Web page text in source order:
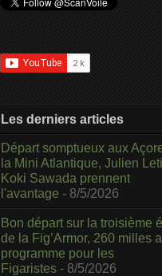
Les derniers articles
Départ somptueux aux
la Mini Atlantique, Julien
Koki Sawada prennent
l'avantage - 8/5/2026
Bon départ sur la troisième
de la Fig’Armor, 260 milles
programme pour les
Figaristes - 8/5/2026